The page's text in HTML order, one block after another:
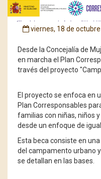
viernes, 18 de
Desde la Concejalía de
en marcha el Plan
través del proyecto
El proyecto se enfoca en
Plan Corresponsables
familias con niñas, niños
desde un enfoque de
Esta beca consiste en
del campamento urbano
se detallan en las bases.